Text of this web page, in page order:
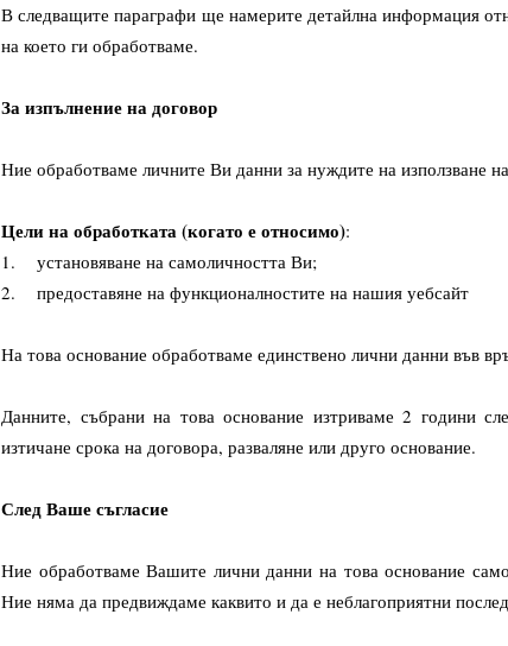
В следващите параграфи ще намерите детайлна информация
на което ги обработваме.
За изпълнение на договор
Ние обработваме личните Ви данни за нуждите на използване
Цели на обработката (когато е относимо):
1. установяване на самоличността Ви;
2. предоставяне на функционалностите на нашия уебсайт
На това основание обработваме единствено лични данни във
Данните, събрани на това основание изтриваме 2 години
изтичане срока на договора, разваляне или друго основание.
След Ваше съгласие
Ние обработваме Вашите лични данни на това основание
Ние няма да предвиждаме каквито и да е неблагоприятни